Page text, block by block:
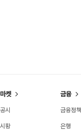
마켓
공시
시황
금융
금융정책
은행